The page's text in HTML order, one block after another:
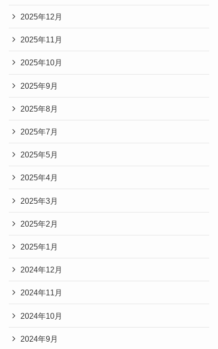
2025年12月
2025年11月
2025年10月
2025年9月
2025年8月
2025年7月
2025年5月
2025年4月
2025年3月
2025年2月
2025年1月
2024年12月
2024年11月
2024年10月
2024年9月